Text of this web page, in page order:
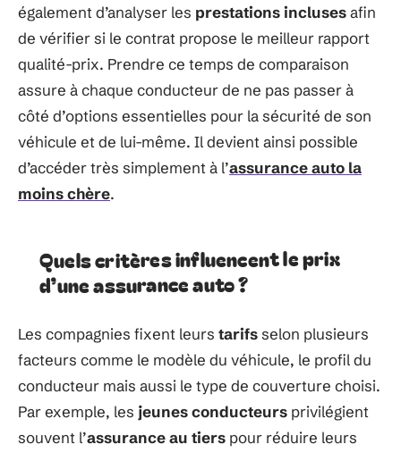
également d’analyser les prestations inclusesafin
de vérifier si le contrat propose le meilleur rapport
qualité-prix. Prendre ce temps de comparaison
assure à chaque conducteur de ne pas passer à
côté d’options essentielles pour la sécurité de son
véhicule et de lui-même. Il devient ainsi possible
d’accéder très simplement à l’assurance auto la
moins chère.
Quels critères influencent le prix
d’une assurance auto ?
Les compagnies fixent leurs tarifsselon plusieurs
facteurs comme le modèle du véhicule, le profil du
conducteur mais aussi le type de couverture choisi.
Par exemple, les jeunes conducteurs privilégient
souvent l’assurance au tiers pour réduire leurs